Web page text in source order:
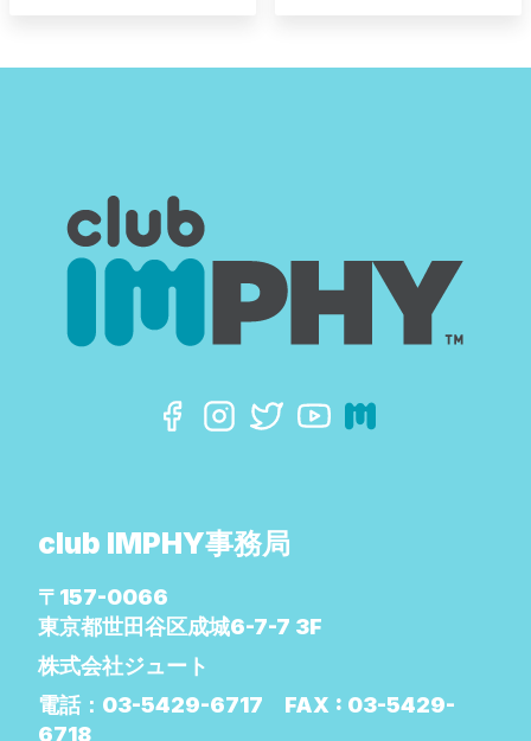
club IMPHY事務局
〒157-0066
東京都世田谷区成城6-7-7 3F
株式会社ジュート
電話： 03-5429-6717 FAX : 03-5429-
6718